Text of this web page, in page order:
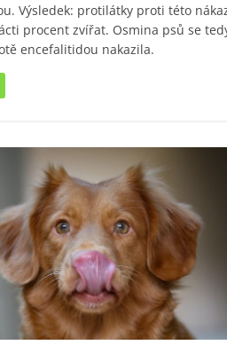
Výsledek: protilátky proti této
procent zvířat. Osmina psů se
encefalitidou nakazila.